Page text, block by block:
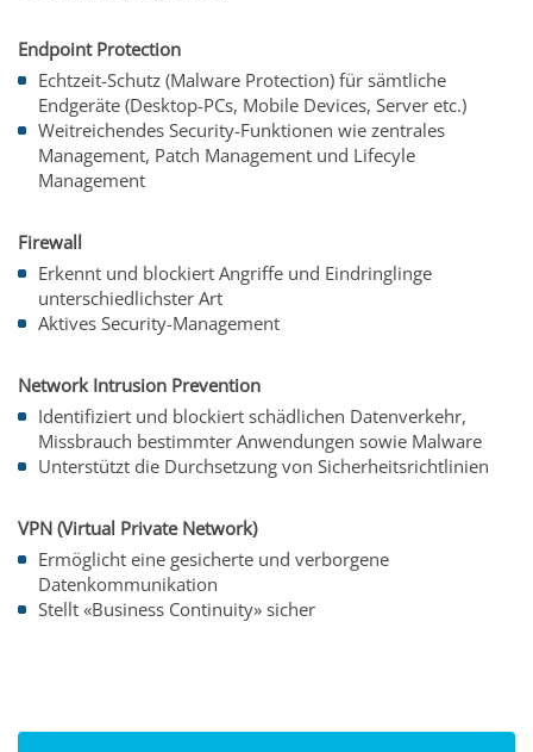
Endpoint Protection
Echtzeit-Schutz (Malware Protection) für sämtliche
Endgeräte (Desktop-PCs, Mobile Devices, Server etc.)
Weitreichendes Security-Funktionen wie zentrales
Management, Patch Management und Lifecyle
Management
Firewall
Erkennt und blockiert Angriffe und Eindringlinge
unterschiedlichster Art
Aktives Security-Management
Network Intrusion Prevention
Identifiziert und blockiert schädlichen Datenverkehr,
Missbrauch bestimmter Anwendungen sowie Malware
Unterstützt die Durchsetzung von Sicherheitsrichtlinien
VPN (Virtual Private Network)
Ermöglicht eine gesicherte und verborgene
Datenkommunikation
Stellt «Business Continuity» sicher